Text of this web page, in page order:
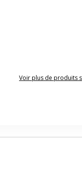
Voir plus de produits